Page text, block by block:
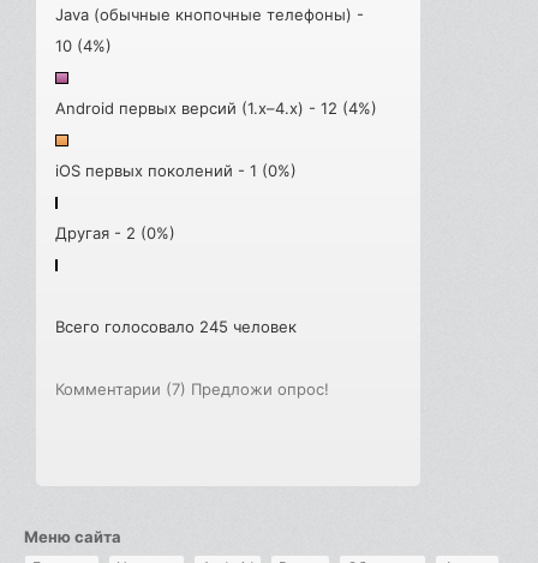
Java (обычные кнопочные телефоны) -
10 (4%)
Android первых версий (1.x–4.x) - 12 (4%)
iOS первых поколений - 1 (0%)
Другая - 2 (0%)
Всего голосовало 245 человек
Комментарии (7) Предложи опрос!
Меню сайта